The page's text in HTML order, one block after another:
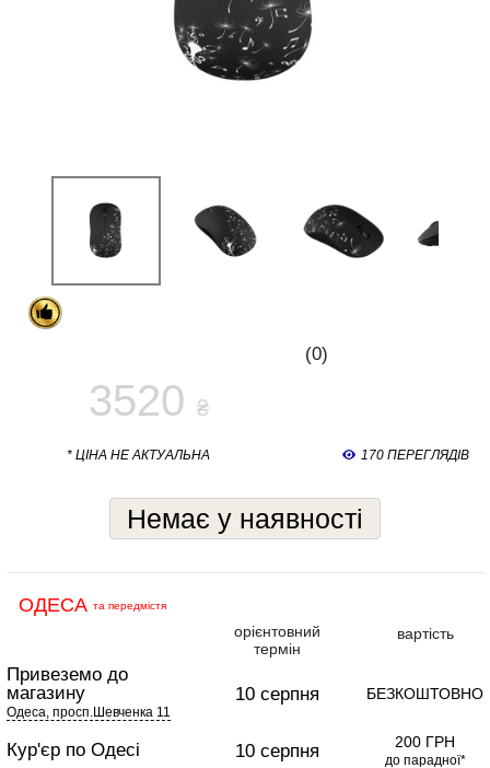
(0)
3520 ₴
* ЦІНА НЕ АКТУАЛЬНА 170 ПЕРЕГЛЯДІВ
Немає у наявності
ОДЕСА та передмістя
орієнтовний
термін
вартість
Привеземо до
магазину
Одеса, просп.Шевченка 11
Кур'єр по Одесі
10 серпня
10 серпня
БЕЗКОШТОВНО
200 ГРН
до парадної*